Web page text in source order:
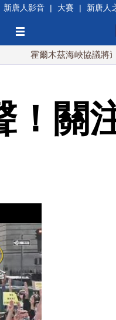
新唐人影音 | 大賽 | 新唐人
爾木茲海峽協議將達成？伊
！關